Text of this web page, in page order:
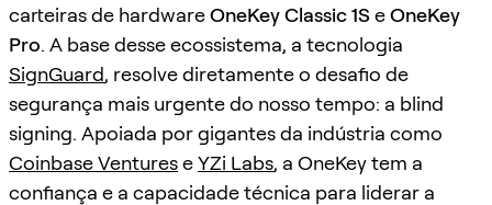
carteiras de hardwareOneKey Classic 1SeOneKey
Pro. A base desse ecossistema, a tecnologia
SignGuard, resolve diretamente o desafio de
segurança mais urgente do nosso tempo: a blind
signing. Apoiada por gigantes da indústria como
Coinbase VentureseYZi Labs, a OneKey tem a
confiança e a capacidade técnica para liderar a